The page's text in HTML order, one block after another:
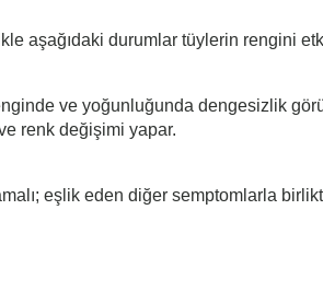
aşağıdaki durumlar tüylerin rengini
ve yoğunluğunda dengesizlik
renk değişimi yapar.
eşlik eden diğer semptomlarla